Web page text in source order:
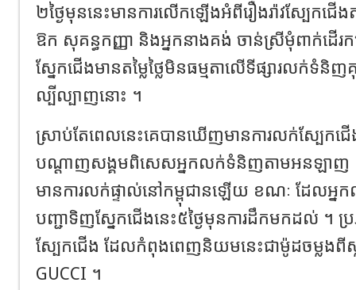
២ថ្ងៃមុននេះមានការលើកឡើងអំពីរឿងរ៉ាវស្បែកជើង
ឱក សុគន្ធកញ្ញា និងអ្នកនាងគង់ ចាន់ស្រីមុំពាក់ដើរក
ស្នែកជើងមានតម្លៃថ្លៃមិនធម្មតាលើទីផ្សារលក់ទំ
ល្បីល្បាញនោះ ។
ស្រាប់តែពេលនេះគេបានឃើញមានការលក់ស្បែកជើ
បណ្តាញសង្គមពិសេសអ្នកលក់ទំនិញតាមអនឡាញ
មានការលក់ផ្ទាល់នៅកម្ពុជានឡើយ ខណៈ ដែលអ្នក
បញ្ជាទិញស្នែកជើងនេះ៥ថ្ងៃមុនការដឹកមកដល់ ។
ស្បែកជើង ដែលកំពុងពេញនិយមនេះជាម៉ូដចម្លងពី
GUCCI ។